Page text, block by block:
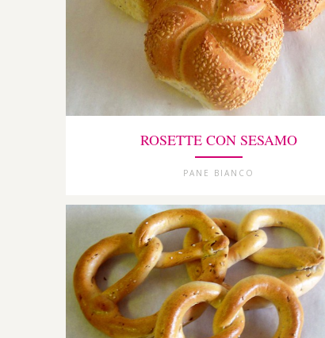
ROSETTE CON SESAMO
PANE BIANCO